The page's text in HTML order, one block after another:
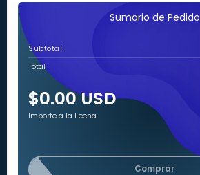
Sumario de Pedido
Subtotal
Total
$0.00 USD
Importe a la Fecha
Comprar